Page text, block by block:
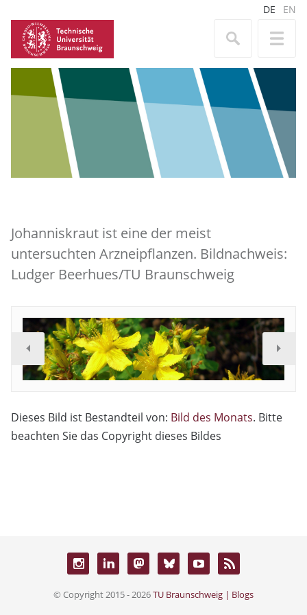
DE EN
Johanniskraut ist eine der meist
untersuchten Arzneipflanzen. Bildnachweis:
Ludger Beerhues/TU Braunschweig
Dieses Bild ist Bestandteil von: Bild des Monats. Bitte
beachten Sie das Copyright dieses Bildes
© Copyright 2015 - 2026TU Braunschweig | Blogs